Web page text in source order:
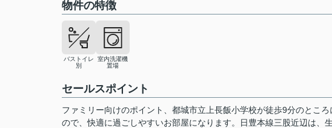
物件の特徴
バストイレ
別
室内洗濯機
置場
セールスポイント
ファミリー向けのポイント、都城市立上長飯小学校が徒歩9分のとこ
ので、快適に過ごしやすいお部屋になります。日豊本線三股近辺は、